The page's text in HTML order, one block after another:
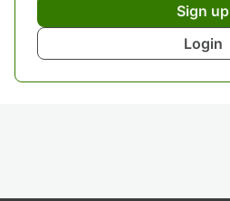
Sign up
Login